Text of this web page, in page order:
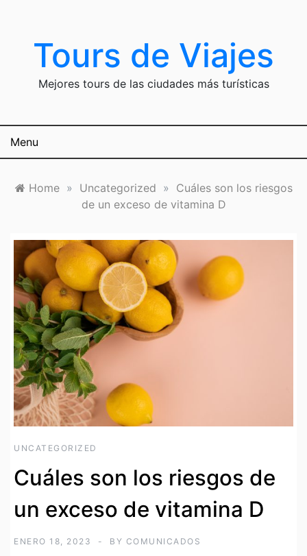
contentTours de Viajes
Mejores tours de las ciudades más turísticas
Menu
Home » Uncategorized » Cuáles son los riesgos
de un exceso de vitamina D
UNCATEGORIZED
Cuáles son los riesgos de
un exceso de vitamina D
ENERO 18, 2023 BY COMUNICADOS